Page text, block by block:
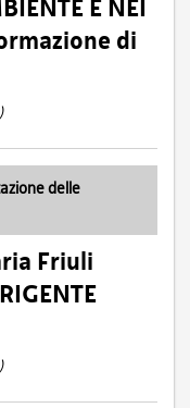
E NEI
di
delle
Friuli